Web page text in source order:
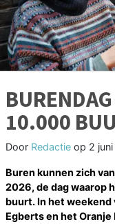
10.000
Door Redactie op 2
Buren kunnen zich
2026, de dag waarop
buurt. In het weekend
Egberts en het Oranje